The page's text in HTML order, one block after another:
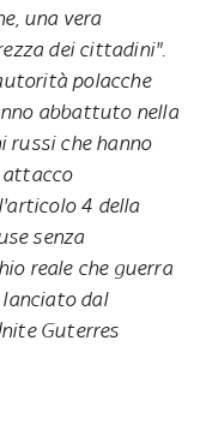
una vera
dei cittadini".
polacche
abbattuto nella
russi che hanno
attacco
4 della
senza
reale che guerra
lanciato dal
Guterres